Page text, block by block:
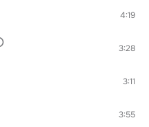
4:19
3:28
3:11
3:55